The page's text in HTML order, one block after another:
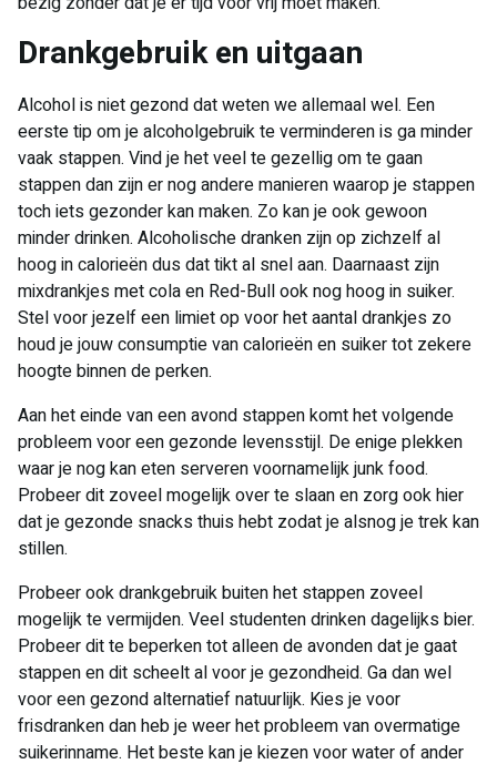
Drankgebruik en uitgaan​
Alcohol is niet gezond dat weten we allemaal wel. Een
eerste tip om je alcoholgebruik te verminderen is ga minder
vaak stappen. Vind je het veel te gezellig om te gaan
stappen dan zijn er nog andere manieren waarop je stappen
toch iets gezonder kan maken. Zo kan je ook gewoon
minder drinken. Alcoholische dranken zijn op zichzelf al
hoog in calorieën dus dat tikt al snel aan. Daarnaast zijn
mixdrankjes met cola en Red-Bull ook nog hoog in suiker.
Stel voor jezelf een limiet op voor het aantal drankjes zo
houd je jouw consumptie van calorieën en suiker tot zekere
hoogte binnen de perken.
Aan het einde van een avond stappen komt het volgende
probleem voor een gezonde levensstijl. De enige plekken
waar je nog kan eten serveren voornamelijk junk food.
Probeer dit zoveel mogelijk over te slaan en zorg ook hier
dat je gezonde snacks thuis hebt zodat je alsnog je trek kan
stillen.
Probeer ook drankgebruik buiten het stappen zoveel
mogelijk te vermijden. Veel studenten drinken dagelijks bier.
Probeer dit te beperken tot alleen de avonden dat je gaat
stappen en dit scheelt al voor je gezondheid. Ga dan wel
voor een gezond alternatief natuurlijk. Kies je voor
frisdranken dan heb je weer het probleem van overmatige
suikerinname. Het beste kan je kiezen voor water of ander